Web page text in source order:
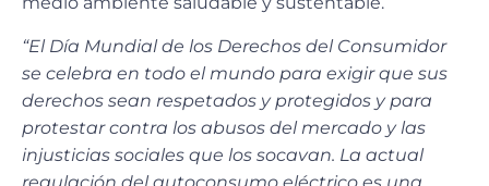
“El Día Mundial de los Derechos del Consumidor
se celebra en todo el mundo para exigir que sus
derechos sean respetados y protegidos y para
protestar contra los abusos del mercado y las
injusticias sociales que los socavan. La actual
regulación del autoconsumo eléctrico es una